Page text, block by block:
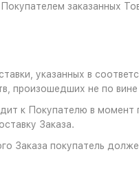
заказанных
указанных в
произошедших не по
к Покупателю в момент
Заказа.
Заказа покупатель